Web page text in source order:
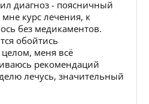
диагноз - поясничный
курс лечения, к
без медикаментов.
обойтись
меня всё
рекомендаций
лечусь, значительный